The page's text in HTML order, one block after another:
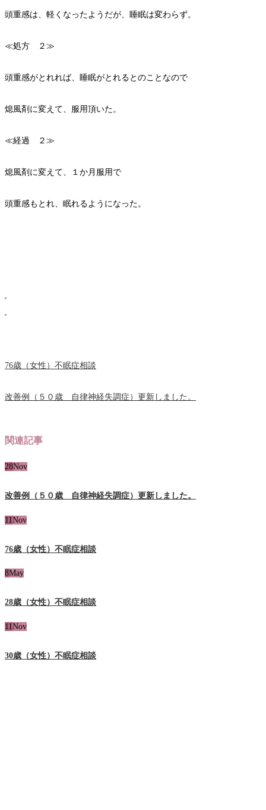
頭重感は、軽くなったようだが、睡眠は変わらず。
≪処方 ２≫
頭重感がとれれば、睡眠がとれるとのことなので
熄風剤に変えて、服用頂いた。
≪経過 ２≫
熄風剤に変えて、１か月服用で
頭重感もとれ、眠れるようになった。
76歳（女性）不眠症相談
改善例（５０歳 自律神経失調症）更新しました。
関連記事
28Nov
改善例（５０歳 自律神経失調症）更新しました。
11Nov
76歳（女性）不眠症相談
8May
28歳（女性）不眠症相談
11 Nov
30歳（女性）不眠症相談